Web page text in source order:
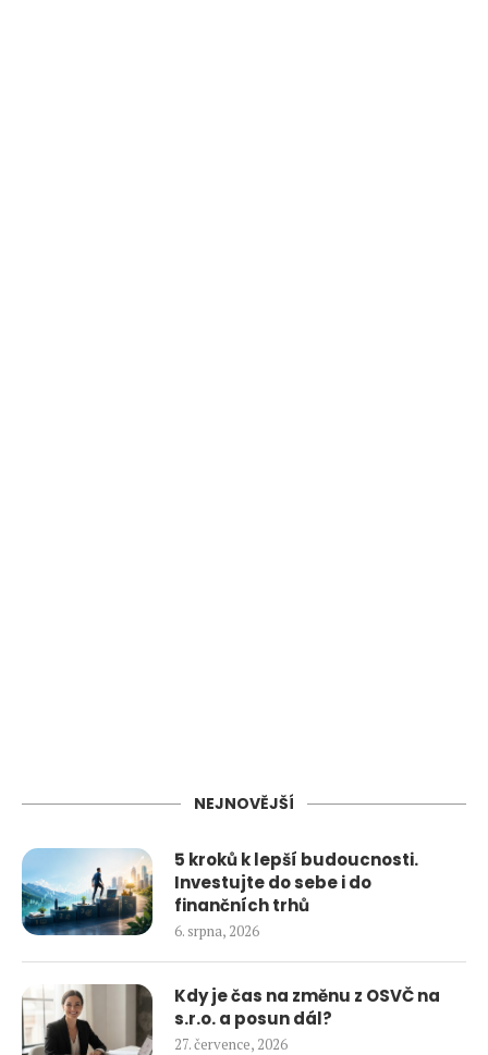
NEJNOVĚJŠÍ
5 kroků k lepší budoucnosti.
Investujte do sebe i do
finančních trhů
6. srpna, 2026
Kdy je čas na změnu z OSVČ na
s.r.o. a posun dál?
27. července, 2026